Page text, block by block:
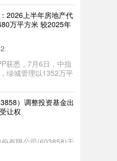
2026上半年房地产代
万平方米 较2025年
获悉，7月6日，中指
绿城管理以1352万平
）调整投资基金出
让权
有限公司(603858)于
会第二十七次会议，